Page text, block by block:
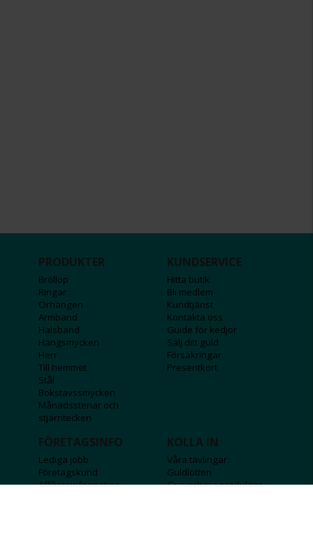
PRODUKTER
Bröllop
Ringar
Örhängen
Armband
Halsband
Hängsmycken
Herr
Till hemmet
Stål
Bokstavssmycken
Månadsstenar och
stjärntecken
KUNDSERVICE
Hitta butik
Bli medlem
Kundtjänst
Kontakta oss
Guide för kedjor
Sälj ditt guld
Försäkringar
Presentkort
FÖRETAGSINFO
Lediga jobb
Företagskund
Affiliateinformation
KOLLA IN
Våra tävlingar
Guldlotten
Graverbara produkter